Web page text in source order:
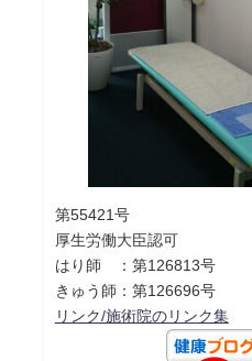
第55421号
厚生労働大臣認可
はり師 ：第126813号
きゅう師：第126696号
リンク/施術院のリンク集